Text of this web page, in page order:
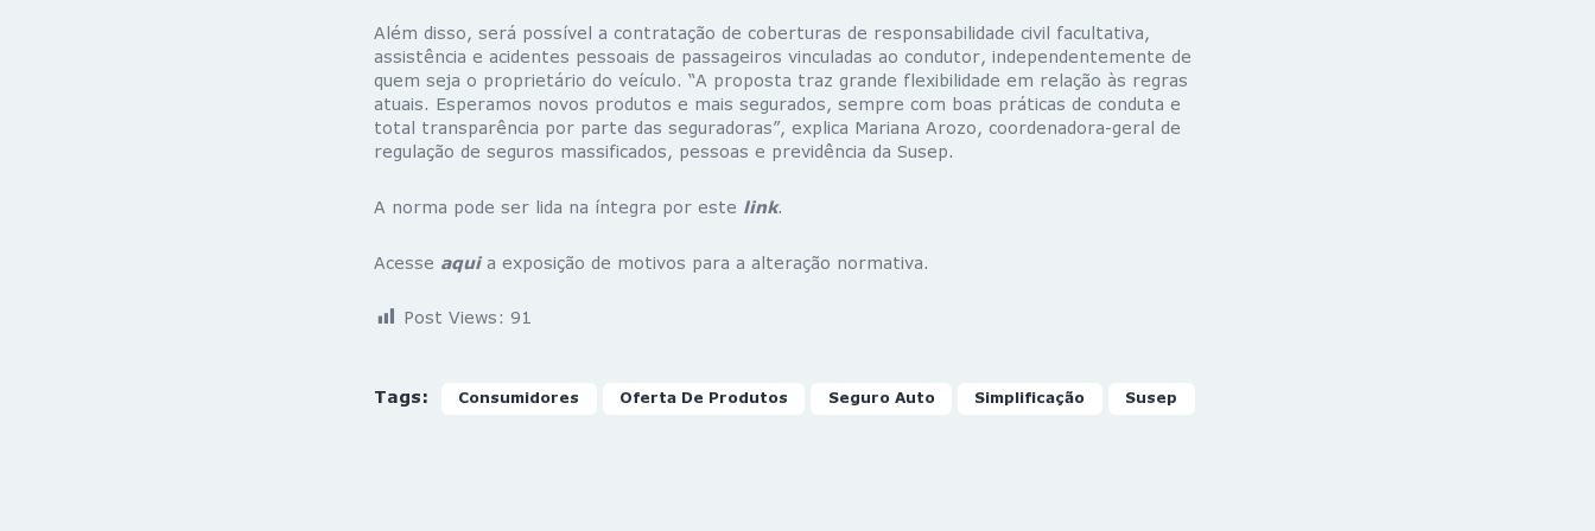
Além disso, será possível a contratação de coberturas de responsabilidade civil facultativa,
assistência e acidentes pessoais de passageiros vinculadas ao condutor, independentemente de
quem seja o proprietário do veículo. “A proposta traz grande flexibilidade em relação às regras
atuais. Esperamos novos produtos e mais segurados, sempre com boas práticas de conduta e
total transparência por parte das seguradoras”, explica Mariana Arozo, coordenadora-geral de
regulação de seguros massificados, pessoas e previdência da Susep.
A norma pode ser lida na íntegra por este link.
Acesse aquia exposição de motivos para a alteração normativa.
Post Views: 91
Tags: Consumidores Oferta De Produtos Seguro Auto Simplificação Susep